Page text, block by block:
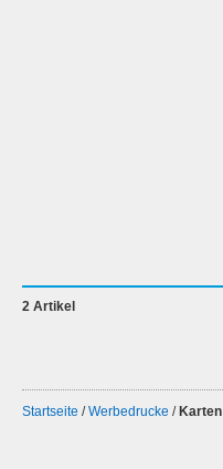
2 Artikel
Startseite /Werbedrucke /Karten